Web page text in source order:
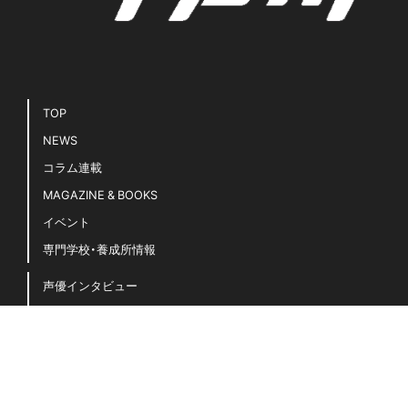
TOP
NEWS
コラム連載
MAGAZINE & BOOKS
イベント
専門学校・養成所情報
声優インタビュー